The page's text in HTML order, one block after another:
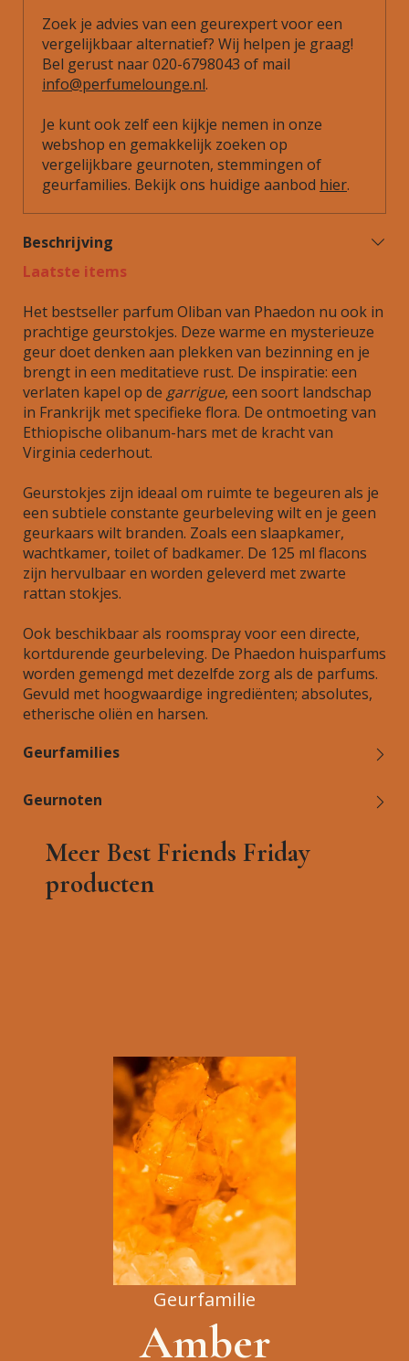
Zoek je advies van een geurexpert voor een
vergelijkbaar alternatief? Wij helpen je graag!
Bel gerust naar 020-6798043 of mail
info@perfumelounge.nl.
Je kunt ook zelf een kijkje nemen in onze
webshop en gemakkelijk zoeken op
vergelijkbare geurnoten, stemmingen of
geurfamilies. Bekijk ons huidige aanbod hier.
Beschrijving
Laatste items
Het bestseller parfum Oliban van Phaedon nu ook in
prachtige geurstokjes. Deze warme en mysterieuze
geur doet denken aan plekken van bezinning en je
brengt in een meditatieve rust. De inspiratie: een
verlaten kapel op de garrigue, een soort landschap
in Frankrijk met specifieke flora. De ontmoeting van
Ethiopische olibanum-hars met de kracht van
Virginia cederhout.
Geurstokjes zijn ideaal om ruimte te begeuren als je
een subtiele constante geurbeleving wilt en je geen
geurkaars wilt branden. Zoals een slaapkamer,
wachtkamer, toilet of badkamer. De 125 ml flacons
zijn hervulbaar en worden geleverd met zwarte
rattan stokjes.
Ook beschikbaar als roomspray voor een directe,
kortdurende geurbeleving. De Phaedon huisparfums
worden gemengd met dezelfde zorg als de parfums.
Gevuld met hoogwaardige ingrediënten; absolutes,
etherische oliën en harsen.
Geurfamilies
Geurnoten
Meer Best Friends Friday
producten
Geurfamilie
Amber